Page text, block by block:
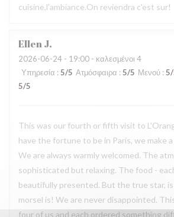
cuisine,l'ambiance.On reviendra c'est sur!
EllenJ
2026-06-24 - 19:00 - καλεσμένοι 4
Υπηρεσία : 5/5 Ατμόσφαιρα : 5/5 Μενού : 5
5/5
This was our fourth or fifth visit to
have the fortune to be in Paris, we make
We are always warmly welcomed. The
sophisticated but relaxing. The food -
beautifully presented. But the true star,
morsel is! We are never disappointed.
four of us and each ordered something